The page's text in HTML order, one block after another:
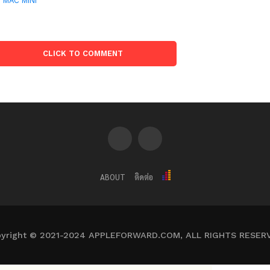
CLICK TO COMMENT
ABOUT ติดต่อ
© 2021-2024 APPLEFORWARD.COM, ALL RIGHTS